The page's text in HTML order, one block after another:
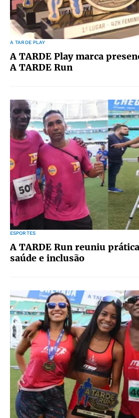
A TARDE PLAY
A TARDE Play marca
A TARDE Run
ESPORTES
A TARDE Run reuniu
saúde e inclusão